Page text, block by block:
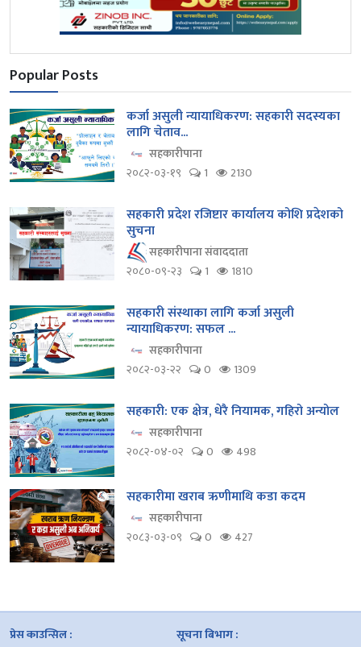
Popular Posts
कर्जा असुली न्यायाधिकरण: सहकारी सदस्यका
लागि चेताव...
सहकारीपाना
२०८२-०३-१९
1 2130
सहकारी प्रदेश रजिष्टार कार्यालय कोशि प्रदेशको
सुचना
सहकारीपाना संवाददाता
२०८०-०९-२३
1 1810
सहकारी संस्थाका लागि कर्जा असुली
न्यायाधिकरण: सफल ...
सहकारीपाना
२०८२-०३-२२
0 1309
सहकारी: एक क्षेत्र, धेरै नियामक, गहिरो अन्योल
सहकारीपाना
२०८२-०४-०२
0 498
सहकारीमा खराब ऋणीमाथि कडा कदम
सहकारीपाना
२०८३-०३-०९
0 427
प्रेस काउन्सिल : सूचना बिभाग :